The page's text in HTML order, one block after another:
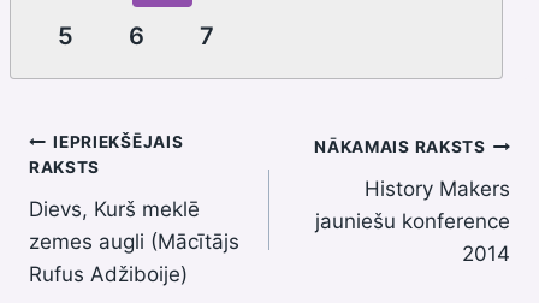
5 6 7
Ziņu
izvēlne
IEPRIEKŠĒJAIS
RAKSTS
Dievs, Kurš meklē
zemes augli (Mācītājs
Rufus Adžiboije)
NĀKAMAIS RAKSTS
History Makers
jauniešu konference
2014